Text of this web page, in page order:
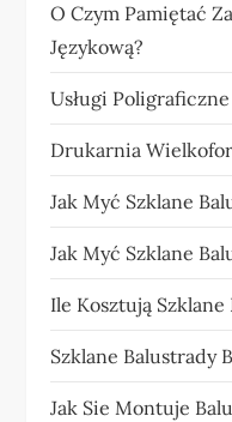
O Czym Pamiętać
Językową?
Usługi
Drukarnia
Jak Myć Szklane
Jak Myć Szklane
Ile Kosztują Szklane
Szklane Balustrady
Jak Sie Montuje